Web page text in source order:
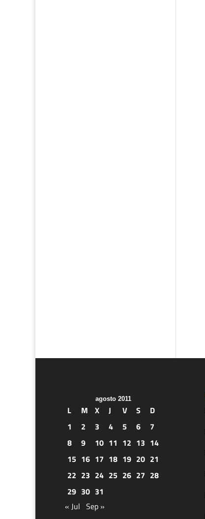
agosto 2011
L M X J V S
D
1
2 3 4 5 6
7
8
9 10 11 12 13 14
15 16 17 18 19 20 21
22 23 24 25 26 27 28
29 30 31
« Jul Sep »